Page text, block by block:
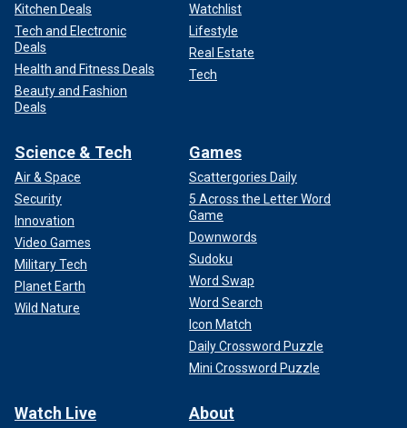
Kitchen Deals
Tech and Electronic
Deals
Health and Fitness Deals
Beauty and Fashion
Deals
Watchlist
Lifestyle
Real Estate
Tech
Science & Tech
Air & Space
Security
Innovation
Video Games
Military Tech
Planet Earth
Wild Nature
Games
Scattergories Daily
5 Across the Letter Word
Game
Downwords
Sudoku
Word Swap
Word Search
Icon Match
Daily Crossword Puzzle
Mini Crossword Puzzle
Watch Live About